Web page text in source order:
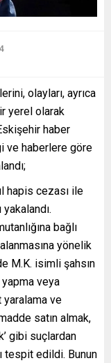
olayları, ayrıca
yerel olarak
haber
ve haberlere göre
hapis cezası ile
bağlı
yönelik
M.K. isimli şahsın
yapma veya
yaralama ve
satın almak,
gibi suçlardan
tespit edildi. Bunun